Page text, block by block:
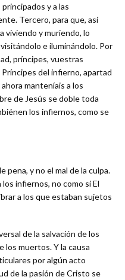
y a las
Tercero, para que, así
viviendo y muriendo, lo
e iluminándolo. Por
príncipes, vuestras
del infierno, apartad
manteníais a los
de Jesús se doble toda
los infiernos, como se
pena, y no el mal de la culpa.
infiernos, no como si El
a los que estaban sujetos
de la salvación de los
los muertos. Y la causa
por algún acto
de la pasión de Cristo se